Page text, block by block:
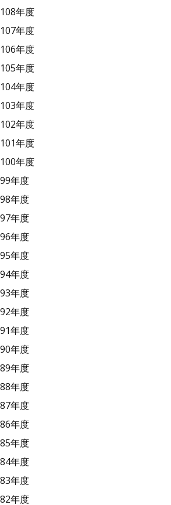
108年度
107年度
106年度
105年度
104年度
103年度
102年度
101年度
100年度
99年度
98年度
97年度
96年度
95年度
94年度
93年度
92年度
91年度
90年度
89年度
88年度
87年度
86年度
85年度
84年度
83年度
82年度